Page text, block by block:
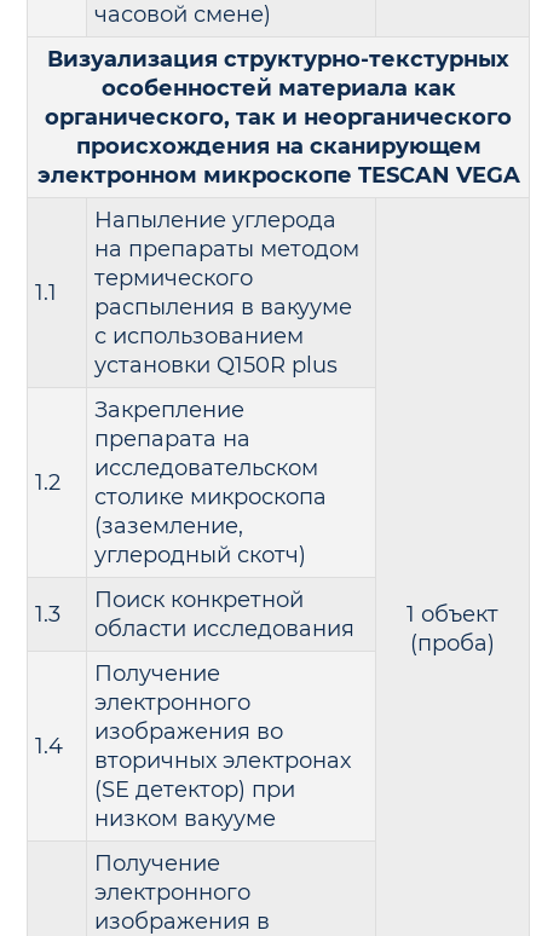
часовой смене)
Визуализация структурно-текстурных
особенностей материала как
органического, так и неорганического
происхождения на сканирующем
электронном микроскопе TESCAN VEGA
1.1
Напыление углерода
на препараты методом
термического
распыления в вакууме
с использованием
установки Q150R plus
1 объект
(проба)
1.2
Закрепление
препарата на
исследовательском
столике микроскопа
(заземление,
углеродный скотч)
1.3
Поиск конкретной
области исследования
1.4
Получение
электронного
изображения во
вторичных электронах
(SE детектор) при
низком вакууме
Получение
электронного
изображения в